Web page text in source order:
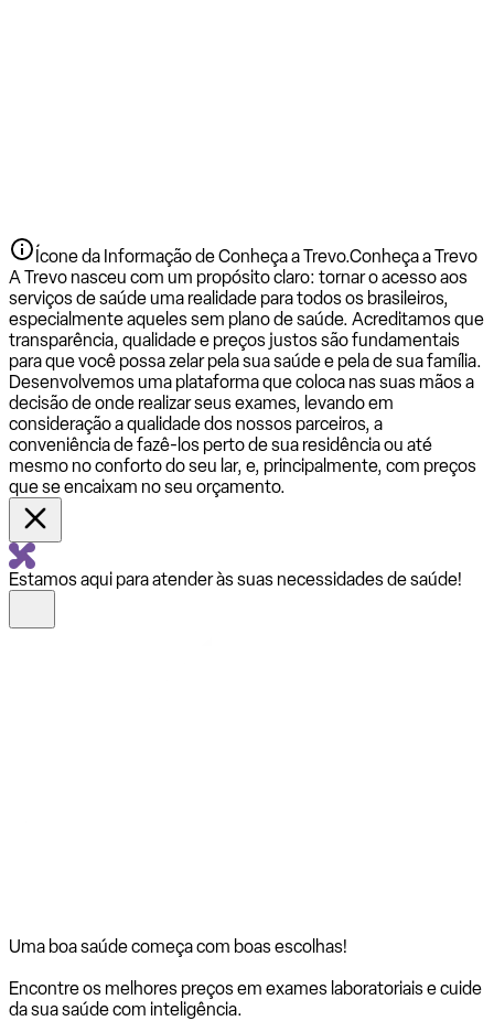
Ícone da Informação de Conheça a Trevo.Conheça a Trevo
A Trevo nasceu com um propósito claro: tornar o acesso aos
serviços de saúde uma realidade para todos os brasileiros,
especialmente aqueles sem plano de saúde. Acreditamos que
transparência, qualidade e preços justos são fundamentais
para que você possa zelar pela sua saúde e pela de sua família.
Desenvolvemos uma plataforma que coloca nas suas mãos a
decisão de onde realizar seus exames, levando em
consideração a qualidade dos nossos parceiros, a
conveniência de fazê-los perto de sua residência ou até
mesmo no conforto do seu lar, e, principalmente, com preços
que se encaixam no seu orçamento.
Estamos aqui para atender às suas necessidades de saúde!
Uma boa saúde começa com boas escolhas!
Encontre os melhores preços em exames laboratoriais e cuide
da sua saúde com inteligência.